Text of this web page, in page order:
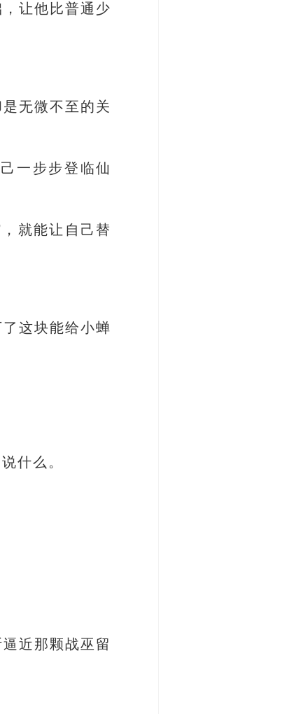
让他比普通少
无微不至的关
一步步登临仙
就能让自己替
这块能给小蝉
什么。
近那颗战巫留